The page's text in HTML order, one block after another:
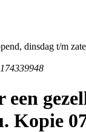
dinsdag t/m
een
Kopie